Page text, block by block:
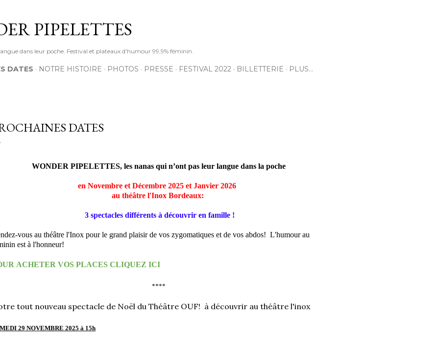
PIPELETTES
dans leur poche. Festival et plateaux d'humour 99,9% féminin.
DATES NOTRE HISTOIRE PHOTOS PRESSE FESTIVAL 2022 BILLETTERIE PLUS…
DATES
WONDER PIPELETTES, les nanas qui n’ont pas leur langue dans la poche
en Novembre et Décembre 2025 et Janvier 2026
au théâtre l'Inox Bordeaux:
3 spectacles différents à découvrir en famille !
vous au théâtre l'Inox pour le grand plaisir de vos zygomatiques et de vos abdos! L'humour au
est à l'honneur!
ACHETER VOS PLACES CLIQUEZ ICI
****
tout nouveau spectacle de Noël du Théâtre OUF! à découvrir au théâtre l'inox
29 NOVEMBRE 2025 à 15h